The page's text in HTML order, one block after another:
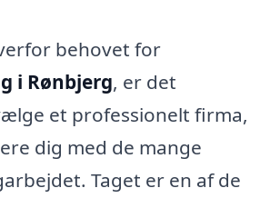
behovet for
i Rønbjerg, er det
et professionelt firma,
dig med de mange
Taget er en af de